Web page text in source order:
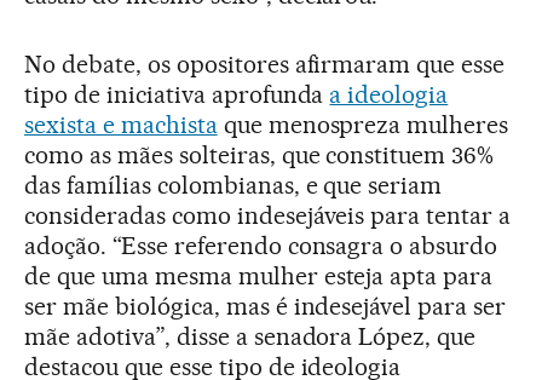
No debate, os opositores afirmaram que esse
tipo de iniciativa aprofunda a ideologia
sexista e machistaque menospreza mulheres
como as mães solteiras, que constituem 36%
das famílias colombianas, e que seriam
consideradas como indesejáveis para tentar a
adoção. “Esse referendo consagra o absurdo
de que uma mesma mulher esteja apta para
ser mãe biológica, mas é indesejável para ser
mãe adotiva”, disse a senadora López, que
destacou que esse tipo de ideologia